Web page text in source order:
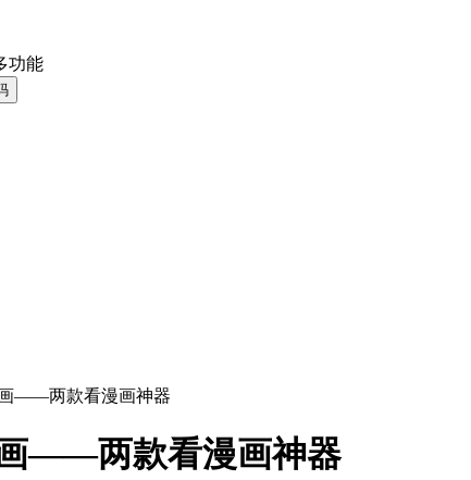
功能
——两款看漫画神器
——两款看漫画神器